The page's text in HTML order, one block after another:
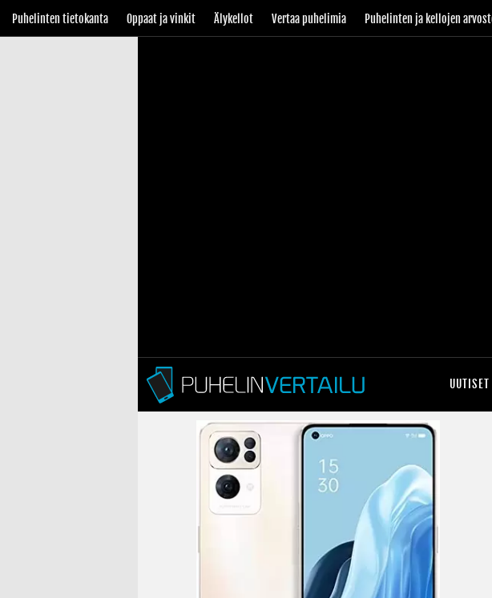
Puhelinten tietokanta Oppaat ja vinkit Älykellot Vertaa puhelimia Puhelinten ja kellojen
UUTISET